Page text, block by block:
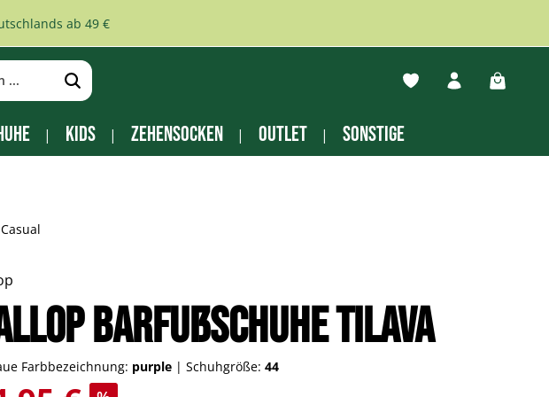
ab 49 €
Du hast 0 Produkte
Kids Zehensocken Outlet Sonstige
Barfußschuhe Tilava
Farbbezeichnung: purple | Schuhgröße: 44